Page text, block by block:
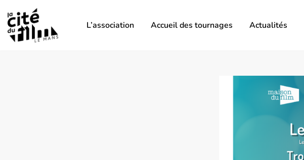
Aller
au
L’association Accueil des tournages Actualités